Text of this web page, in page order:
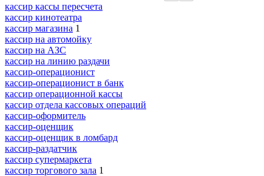
кассир кассы пересчета
кассир кинотеатра
кассир магазина 1
кассир на автомойку
кассир на АЗС
кассир на линию раздачи
кассир-операционист
кассир-операционист в банк
кассир операционной кассы
кассир отдела кассовых операций
кассир-оформитель
кассир-оценщик
кассир-оценщик в ломбард
кассир-раздатчик
кассир супермаркета
кассир торгового зала 1